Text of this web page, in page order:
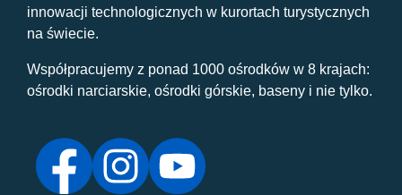
innowacji technologicznych w kurortach turystycznych
na świecie.
Współpracujemy z ponad 1000 ośrodków w 8 krajach:
ośrodki narciarskie, ośrodki górskie, baseny i nie tylko.